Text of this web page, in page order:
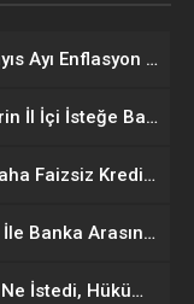
2026 Yılı Mayıs Ayı Enflasyon Verisinin Memur ve Emekli Maaşına Etkisi
Öğretmenlerin İl İçi İsteğe Bağlı Yer Değiştirme Başvuruları Başladı
Bir Kurum Daha Faizsiz Kredi Seçenekli Promosyon Anlaşması Yaptı. 12 Ay Geri Ödemeli 400 Bin TL Faizsiz Kredi
Bir Belediye İle Banka Arasında Faizsiz Kredi Seçenekli Promosyon Anlaşması Yapıldı
Memur-Sen Ne İstedi, Hükümet Ne Teklif Etti?